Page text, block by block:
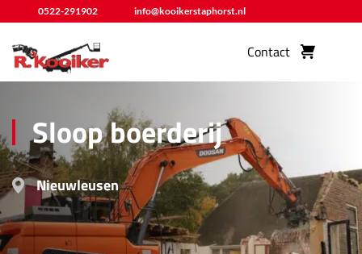
0522-291902 info@kooikerstaphorst.nl
Contact
Sloop boerderij
Nieuwleusen